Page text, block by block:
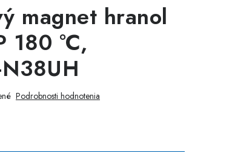
magnet hranol
180 °C,
Podrobnosti hodnotenia